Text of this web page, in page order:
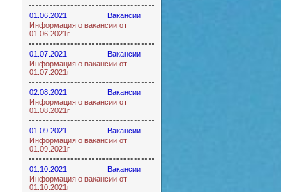
01.06.2021
Вакансии
Информация о вакансии от
01.06.2021г
01.07.2021
Вакансии
Информация о вакансии от
01.07.2021г
02.08.2021
Вакансии
Информация о вакансии от
01.08.2021г
01.09.2021
Вакансии
Информация о вакансии от
01.09.2021г
01.10.2021
Вакансии
Информация о вакансии от
01.10.2021г